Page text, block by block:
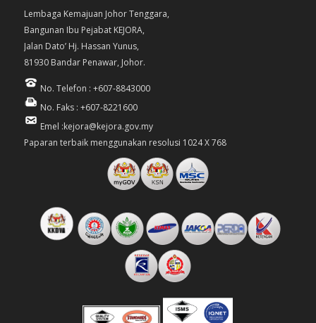
Lembaga Kemajuan Johor Tenggara,
Bangunan Ibu Pejabat KEJORA,
Jalan Dato’ Hj. Hassan Yunus,
81930 Bandar Penawar, Johor.
No. Telefon : +607-8843000
No. Faks : +607-8221600
Emel :kejora@kejora.gov.my
Paparan terbaik menggunakan resolusi 1024 X 768